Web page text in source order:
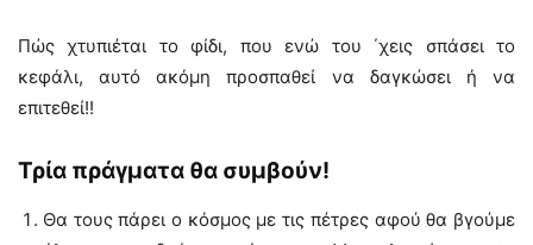
Πώς χτυπιέται το φίδι, που ενώ του ΄χεις σπάσει το
κεφάλι, αυτό ακόμη προσπαθεί να δαγκώσει ή να
επιτεθεί!!
Τρία πράγματα θα συμβούν!
Θα τους πάρει ο κόσμος με τις πέτρες αφού θα βγούμε